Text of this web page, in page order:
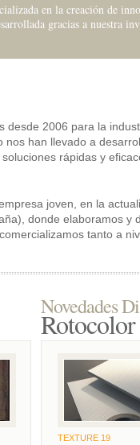
en la creación de
gracias a nuestra
desde 2006 para la
nos han llevado a
rápidas y
joven, en la
donde elaboramos y
tanto a
Novedades
Rotocolor
TEXTURE 19